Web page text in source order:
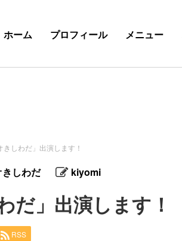
ホーム プロフィール メニュー
きしわだ」出演します！
しわだ kiyomi
だ」出演します！
RSS